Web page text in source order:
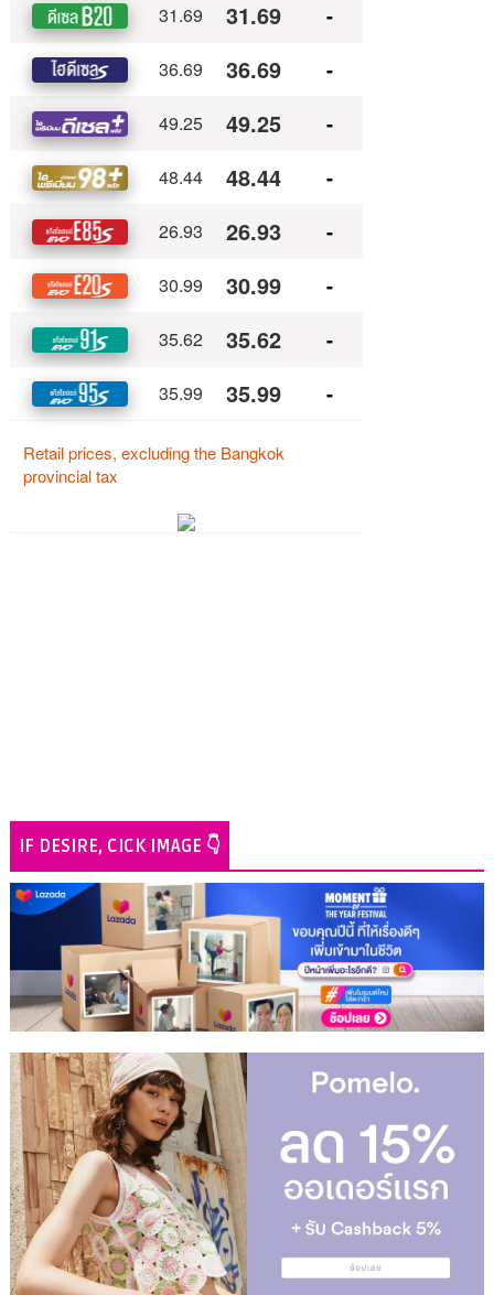
IF DESIRE, CICK IMAGE 👇